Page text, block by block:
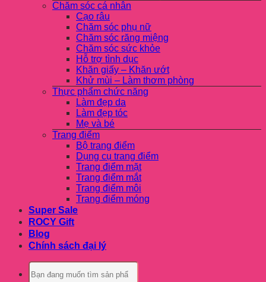
Chăm sóc cá nhân
Cạo râu
Chăm sóc phụ nữ
Chăm sóc răng miệng
Chăm sóc sức khỏe
Hỗ trợ tình dục
Khăn giấy – Khăn ướt
Khử mùi – Làm thơm phòng
Thực phẩm chức năng
Làm đẹp da
Làm đẹp tóc
Mẹ và bé
Trang điểm
Bộ trang điểm
Dụng cụ trang điểm
Trang điểm mặt
Trang điểm mắt
Trang điểm môi
Trang điểm móng
Super Sale
ROCY Gift
Blog
Chính sách đại lý
Tìm
kiếm: